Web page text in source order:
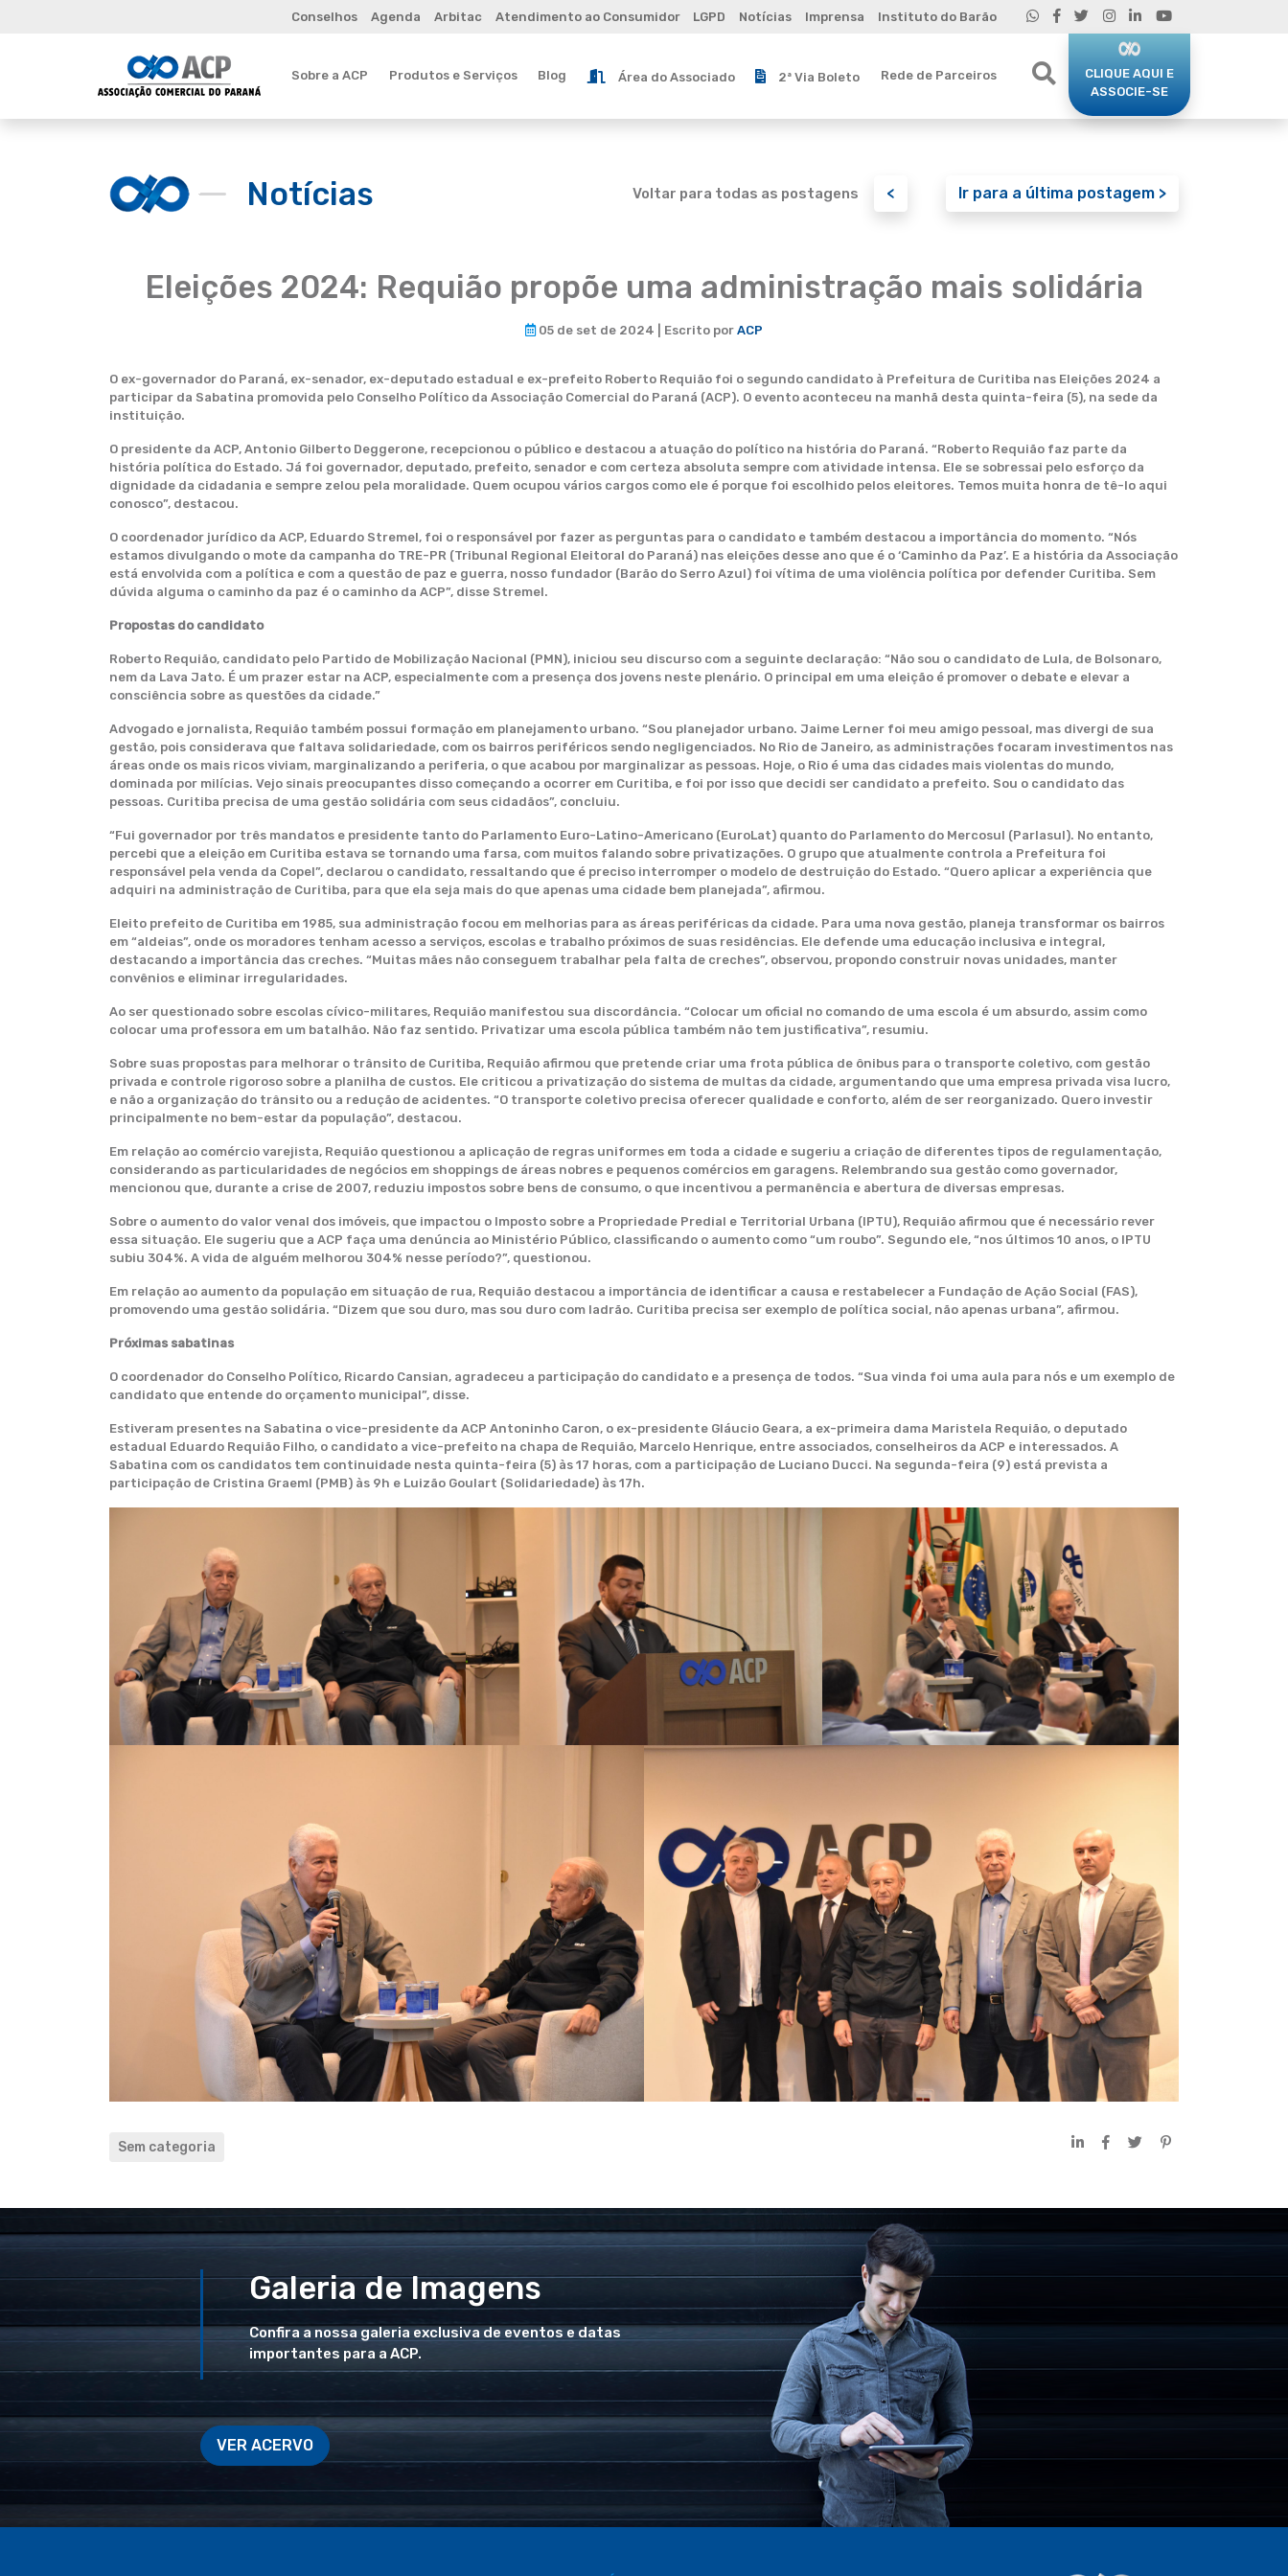
Conselhos Agenda Arbitac Atendimento ao Consumidor LGPD Notícias Imprensa Instituto do Barão
Sobre a ACP Produtos e Serviços Blog Área do Associado 2ª Via Boleto Rede de Parceiros
CLIQUE AQUI E
ASSOCIE-SE
Notícias Voltar para todas as postagens < Ir para a última postagem >
Eleições 2024: Requião propõe uma administração mais solidária
05 de set de 2024 | Escrito por ACP
O ex-governador do Paraná, ex-senador, ex-deputado estadual e ex-prefeito Roberto Requião foi o segundo candidato à Prefeitura de Curitiba nas Eleições 2024 a
participar da Sabatina promovida pelo Conselho Político da Associação Comercial do Paraná (ACP). O evento aconteceu na manhã desta quinta-feira (5), na sede da
instituição.
O presidente da ACP, Antonio Gilberto Deggerone, recepcionou o público e destacou a atuação do político na história do Paraná. “Roberto Requião faz parte da
história política do Estado. Já foi governador, deputado, prefeito, senador e com certeza absoluta sempre com atividade intensa. Ele se sobressai pelo esforço da
dignidade da cidadania e sempre zelou pela moralidade. Quem ocupou vários cargos como ele é porque foi escolhido pelos eleitores. Temos muita honra de tê-lo aqui
conosco”, destacou.
O coordenador jurídico da ACP, Eduardo Stremel, foi o responsável por fazer as perguntas para o candidato e também destacou a importância do momento. “Nós
estamos divulgando o mote da campanha do TRE-PR (Tribunal Regional Eleitoral do Paraná) nas eleições desse ano que é o ‘Caminho da Paz’. E a história da Associação
está envolvida com a política e com a questão de paz e guerra, nosso fundador (Barão do Serro Azul) foi vítima de uma violência política por defender Curitiba. Sem
dúvida alguma o caminho da paz é o caminho da ACP”, disse Stremel.
Propostas do candidato
Roberto Requião, candidato pelo Partido de Mobilização Nacional (PMN), iniciou seu discurso com a seguinte declaração: “Não sou o candidato de Lula, de Bolsonaro,
nem da Lava Jato. É um prazer estar na ACP, especialmente com a presença dos jovens neste plenário. O principal em uma eleição é promover o debate e elevar a
consciência sobre as questões da cidade.”
Advogado e jornalista, Requião também possui formação em planejamento urbano. “Sou planejador urbano. Jaime Lerner foi meu amigo pessoal, mas divergi de sua
gestão, pois considerava que faltava solidariedade, com os bairros periféricos sendo negligenciados. No Rio de Janeiro, as administrações focaram investimentos nas
áreas onde os mais ricos viviam, marginalizando a periferia, o que acabou por marginalizar as pessoas. Hoje, o Rio é uma das cidades mais violentas do mundo,
dominada por milícias. Vejo sinais preocupantes disso começando a ocorrer em Curitiba, e foi por isso que decidi ser candidato a prefeito. Sou o candidato das
pessoas. Curitiba precisa de uma gestão solidária com seus cidadãos”, concluiu.
“Fui governador por três mandatos e presidente tanto do Parlamento Euro-Latino-Americano (EuroLat) quanto do Parlamento do Mercosul (Parlasul). No entanto,
percebi que a eleição em Curitiba estava se tornando uma farsa, com muitos falando sobre privatizações. O grupo que atualmente controla a Prefeitura foi
responsável pela venda da Copel”, declarou o candidato, ressaltando que é preciso interromper o modelo de destruição do Estado. “Quero aplicar a experiência que
adquiri na administração de Curitiba, para que ela seja mais do que apenas uma cidade bem planejada”, afirmou.
Eleito prefeito de Curitiba em 1985, sua administração focou em melhorias para as áreas periféricas da cidade. Para uma nova gestão, planeja transformar os bairros
em “aldeias”, onde os moradores tenham acesso a serviços, escolas e trabalho próximos de suas residências. Ele defende uma educação inclusiva e integral,
destacando a importância das creches. “Muitas mães não conseguem trabalhar pela falta de creches”, observou, propondo construir novas unidades, manter
convênios e eliminar irregularidades.
Ao ser questionado sobre escolas cívico-militares, Requião manifestou sua discordância. “Colocar um oficial no comando de uma escola é um absurdo, assim como
colocar uma professora em um batalhão. Não faz sentido. Privatizar uma escola pública também não tem justificativa”, resumiu.
Sobre suas propostas para melhorar o trânsito de Curitiba, Requião afirmou que pretende criar uma frota pública de ônibus para o transporte coletivo, com gestão
privada e controle rigoroso sobre a planilha de custos. Ele criticou a privatização do sistema de multas da cidade, argumentando que uma empresa privada visa lucro,
e não a organização do trânsito ou a redução de acidentes. “O transporte coletivo precisa oferecer qualidade e conforto, além de ser reorganizado. Quero investir
principalmente no bem-estar da população”, destacou.
Em relação ao comércio varejista, Requião questionou a aplicação de regras uniformes em toda a cidade e sugeriu a criação de diferentes tipos de regulamentação,
considerando as particularidades de negócios em shoppings de áreas nobres e pequenos comércios em garagens. Relembrando sua gestão como governador,
mencionou que, durante a crise de 2007, reduziu impostos sobre bens de consumo, o que incentivou a permanência e abertura de diversas empresas.
Sobre o aumento do valor venal dos imóveis, que impactou o Imposto sobre a Propriedade Predial e Territorial Urbana (IPTU), Requião afirmou que é necessário rever
essa situação. Ele sugeriu que a ACP faça uma denúncia ao Ministério Público, classificando o aumento como “um roubo”. Segundo ele, “nos últimos 10 anos, o IPTU
subiu 304%. A vida de alguém melhorou 304% nesse período?”, questionou.
Em relação ao aumento da população em situação de rua, Requião destacou a importância de identificar a causa e restabelecer a Fundação de Ação Social (FAS),
promovendo uma gestão solidária. “Dizem que sou duro, mas sou duro com ladrão. Curitiba precisa ser exemplo de política social, não apenas urbana”, afirmou.
Próximas sabatinas
O coordenador do Conselho Político, Ricardo Cansian, agradeceu a participação do candidato e a presença de todos. “Sua vinda foi uma aula para nós e um exemplo de
candidato que entende do orçamento municipal”, disse.
Estiveram presentes na Sabatina o vice-presidente da ACP Antoninho Caron, o ex-presidente Gláucio Geara, a ex-primeira dama Maristela Requião, o deputado
estadual Eduardo Requião Filho, o candidato a vice-prefeito na chapa de Requião, Marcelo Henrique, entre associados, conselheiros da ACP e interessados. A
Sabatina com os candidatos tem continuidade nesta quinta-feira (5) às 17 horas, com a participação de Luciano Ducci. Na segunda-feira (9) está prevista a
participação de Cristina Graeml (PMB) às 9h e Luizão Goulart (Solidariedade) às 17h.
Sem categoria
Galeria de Imagens
Confira a nossa galeria exclusiva de eventos e datas
importantes para a ACP.
VER ACERVO